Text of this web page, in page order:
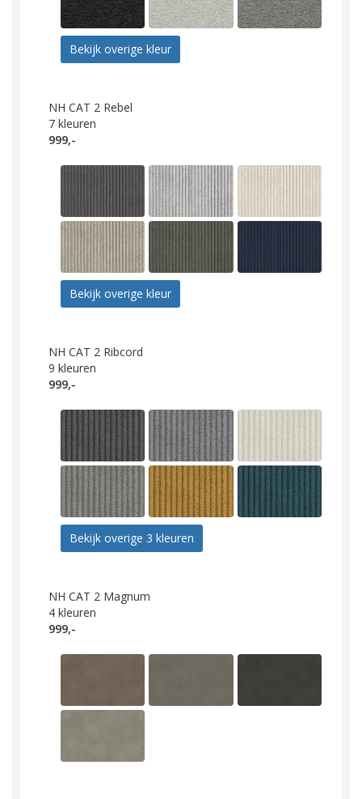
Bekijk overige kleur
NH CAT 2 Rebel
7 kleuren
999,-
Bekijk overige kleur
NH CAT 2 Ribcord
9 kleuren
999,-
Bekijk overige 3 kleuren
NH CAT 2 Magnum
4 kleuren
999,-